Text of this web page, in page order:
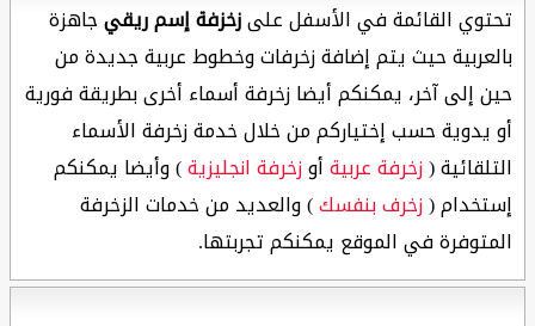
تحتوي القائمة في الأسفل علىزخزفة إسم ريقيجاهزة
بالعربية حيث يتم إضافة زخرفات وخطوط عربية جديدة من
حين إلى آخر، يمكنكم أيضا زخرفة أسماء أخرى بطريقة فورية
أو يدوية حسب إختياركم من خلال خدمة زخرفة الأسماء
التلقائية (زخرفة عربيةأوزخرفة انجليزية) وأيضا يمكنكم
إستخدام (زخرف بنفسك) والعديد من خدمات الزخرفة
المتوفرة في الموقع يمكنكم تجربتها.